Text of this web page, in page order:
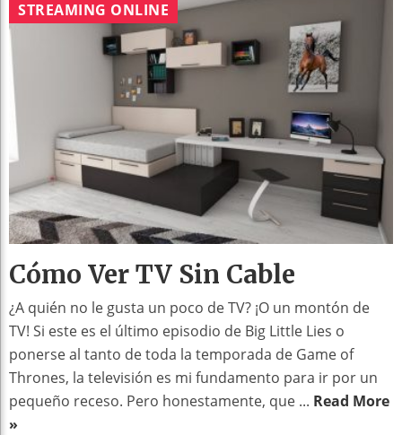
STREAMING ONLINE
Cómo Ver TV Sin Cable
¿A quién no le gusta un poco de TV? ¡O un montón de
TV! Si este es el último episodio de Big Little Lies o
ponerse al tanto de toda la temporada de Game of
Thrones, la televisión es mi fundamento para ir por un
pequeño receso. Pero honestamente, que ... Read More
»